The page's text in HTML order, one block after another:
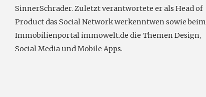
SinnerSchrader. Zuletzt verantwortete er als Head of
Product das Social Network werkenntwen sowie beim
Immobilienportal immowelt.de die Themen Design,
Social Media und Mobile Apps.